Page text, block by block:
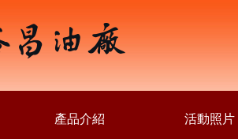
產品介紹 活動照片